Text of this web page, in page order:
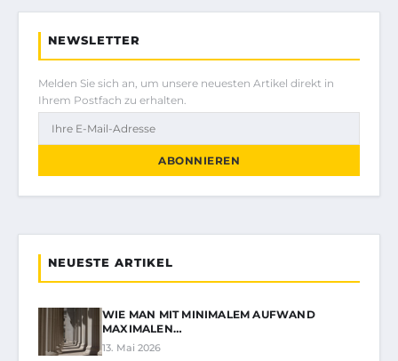
NEWSLETTER
Melden Sie sich an, um unsere neuesten Artikel direkt in
Ihrem Postfach zu erhalten.
ABONNIEREN
NEUESTE ARTIKEL
WIE MAN MIT MINIMALEM AUFWAND
MAXIMALEN…
13. Mai 2026